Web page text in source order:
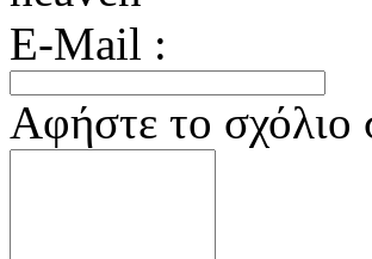
E-Mail :
Αφήστε το σχόλιο